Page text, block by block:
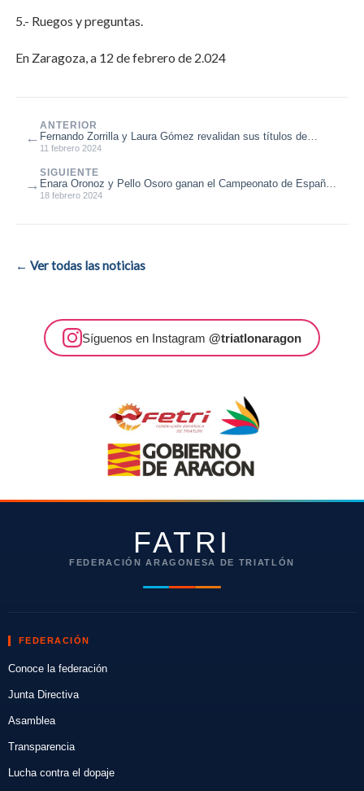
5.- Ruegos y preguntas.
En Zaragoza, a 12 de febrero de 2.024
←
ANTERIOR
Fernando Zorrilla y Laura Gómez revalidan sus títulos de
campeones de España de ...
11 febrero 2024
SIGUIENTE
Enara Oronoz y Pello Osoro ganan el Campeonato de España
de Triatlón de Invierno...
18 febrero 2024
→
← Ver todas las noticias
Síguenos en Instagram @triatlonaragon
FATRI
FEDERACIÓN ARAGONESA DE TRIATLÓN
FEDERACIÓN
Conoce la federación
Junta Directiva
Asamblea
Transparencia
Lucha contra el dopaje